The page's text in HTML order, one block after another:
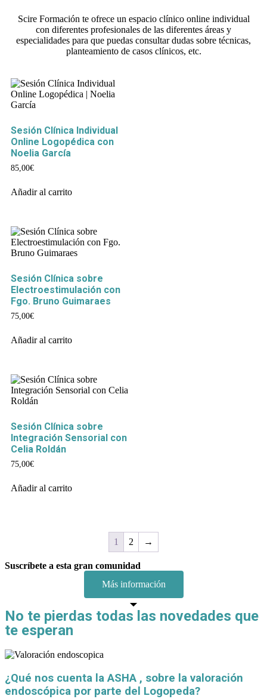
Scire Formación te ofrece un espacio clínico online individual
con diferentes profesionales de las diferentes áreas y
especialidades para que puedas consultar dudas sobre técnicas,
planteamiento de casos clínicos, etc.
Sesión Clínica Individual
Online Logopédica con
Noelia García
85,00€
Añadir al carrito
Sesión Clínica sobre
Electroestimulación con
Fgo. Bruno Guimaraes
75,00€
Añadir al carrito
Sesión Clínica sobre
Integración Sensorial con
Celia Roldán
75,00€
Añadir al carrito
1 2 →
Suscríbete a esta gran comunidad
Más información
No te pierdas todas las novedades que
te esperan
¿Qué nos cuenta la ASHA , sobre la valoración
endoscópica por parte del Logopeda?